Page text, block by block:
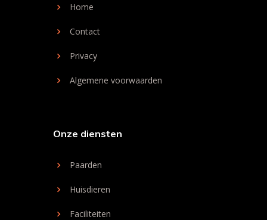
Home
Contact
Privacy
Algemene voorwaarden
Onze diensten
Paarden
Huisdieren
Faciliteiten